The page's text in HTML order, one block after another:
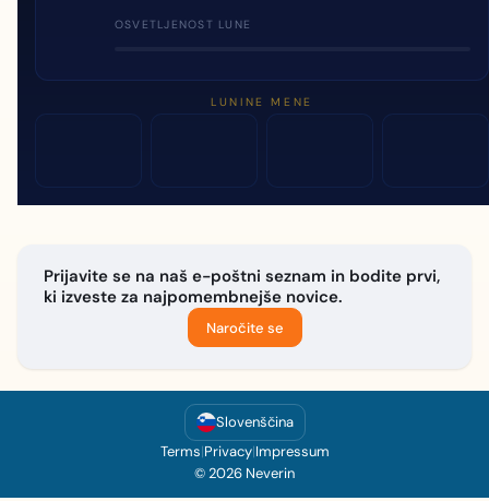
OSVETLJENOST LUNE
LUNINE MENE
Prijavite se na naš e-poštni seznam in bodite prvi,
ki izveste za najpomembnejše novice.
Naročite se
Slovenščina
Terms|Privacy|Impressum
© 2026 Neverin